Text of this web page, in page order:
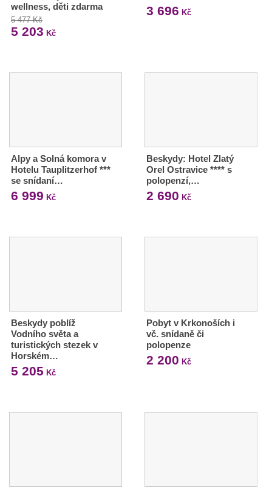
wellness, děti zdarma
5 477 Kč
5 203 Kč
3 696 Kč
Alpy a Solná komora v
Hotelu Tauplitzerhof ***
se snídaní…
6 999 Kč
Beskydy: Hotel Zlatý
Orel Ostravice **** s
polopenzí,…
2 690 Kč
Beskydy poblíž
Vodního světa a
turistických stezek v
Horském…
5 205 Kč
Pobyt v Krkonoších i
vč. snídaně či
polopenze
2 200 Kč